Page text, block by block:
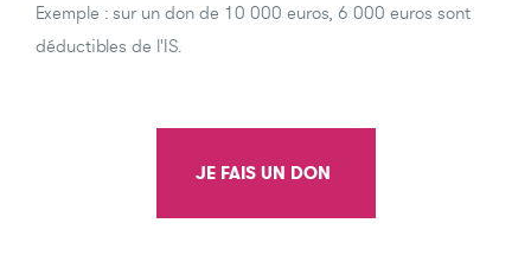
Exemple : sur un don de 10 000 euros, 6 000 euros sont
déductibles de l'IS.
JE FAIS UN DON